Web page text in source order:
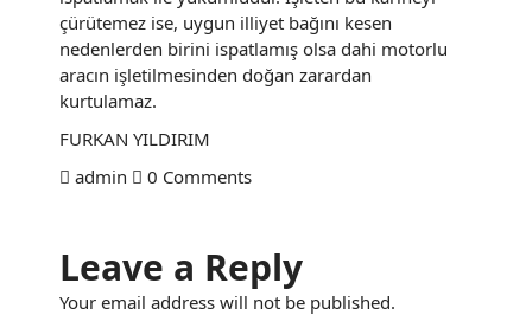
çürütemez ise, uygun illiyet bağını kesen
nedenlerden birini ispatlamış olsa dahi motorlu
aracın işletilmesinden doğan zarardan
kurtulamaz.
FURKAN YILDIRIM
admin
0 Comments
Leave a Reply
Your email address will not be published.